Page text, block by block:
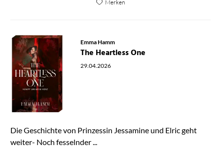
Merken
Emma Hamm
The Heartless One
29.04.2026
Die Geschichte von Prinzessin Jessamine und Elric geht
weiter- Noch fesselnder ...